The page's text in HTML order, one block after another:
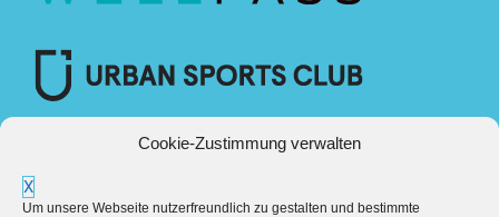
Cookie-Zustimmung verwalten
X
Um unsere Webseite nutzerfreundlich zu gestalten und bestimmte